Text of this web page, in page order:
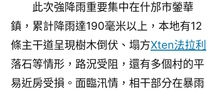
此次強降雨重要集中在什邡市鎣華
鎮，累計降雨達190毫米以上，本地有12
條主干道呈現樹木倒伏、塌方Xten法拉利
落石等情形，路況受阻，還有多個村的平
易近房受損。面臨汛情，相干部分在暴雨